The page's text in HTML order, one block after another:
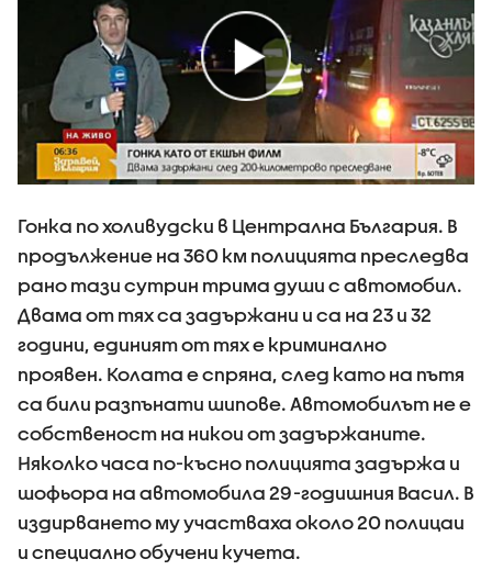
Гонка по холивудски в Централна България. В
продължение на 360 км полицията преследва
рано тази сутрин трима души с автомобил.
Двама от тях са задържани и са на 23 и 32
години, единият от тях е криминално
проявен. Колата е спряна, след като на пътя
са били разпънати шипове. Автомобилът не е
собственост на никои от задържаните.
Няколко часа по-късно полицията задържа и
шофьора на автомобила 29-годишния Васил. В
издирването му участваха около 20 полицаи
и специално обучени кучета.